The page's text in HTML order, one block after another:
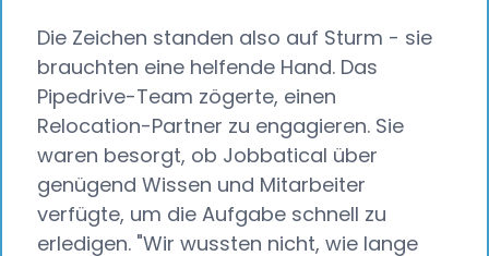
Die Zeichen standen also auf Sturm - sie
brauchten eine helfende Hand. Das
Pipedrive-Team zögerte, einen
Relocation-Partner zu engagieren. Sie
waren besorgt, ob Jobbatical über
genügend Wissen und Mitarbeiter
verfügte, um die Aufgabe schnell zu
erledigen. "Wir wussten nicht, wie lange